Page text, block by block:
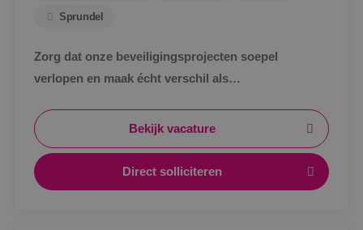
Sprundel
Zorg dat onze beveiligingsprojecten soepel
verlopen en maak écht verschil als
Bekijk vacature
Direct solliciteren